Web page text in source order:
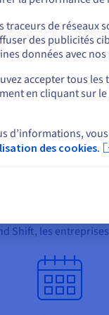
Bien que
Qu’il s’agisse
et l’évolutivité, le
de
Au lieu d’opter
de
aussi douce que
des activités
existante s’avère
la
Shift, les
sur le site
un autre
traceurs de réseaux
des publicités
données avec
accepter tous
en cliquant sur le
d’informations,
des cookies.